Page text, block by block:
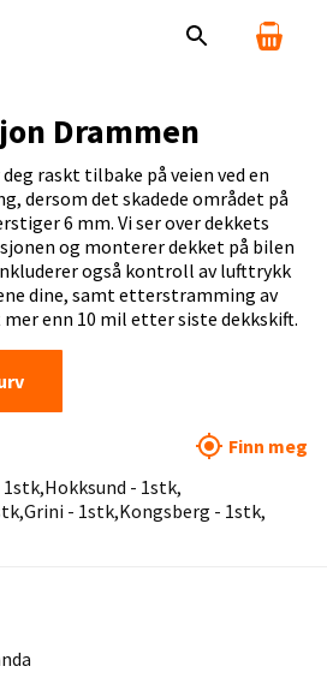
Drammen
raskt tilbake på veien ved en
dersom det skadede området på
6 mm. Vi ser over dekkets
og monterer dekket på bilen
også kontroll av lufttrykk
dine, samt etterstramming av
enn 10 mil etter siste dekkskift.
1stk Hokksund - 1stk
Grini - 1stk Kongsberg - 1stk
Finn meg